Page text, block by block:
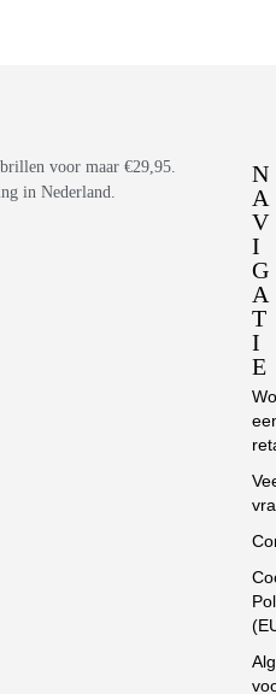
voor maar €29,95.
in Nederland.
N
A
V
I
G
A
T
I
E